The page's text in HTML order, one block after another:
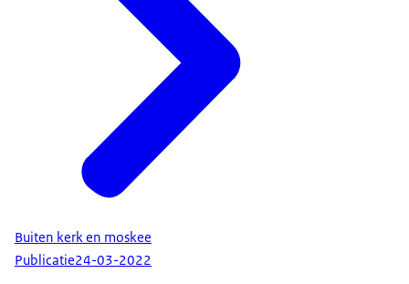
Buiten kerk en moskee
Publicatie24-03-2022